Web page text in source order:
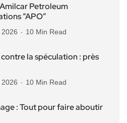
Petroleum
“APO”
2026 10 Min Read
la spéculation : près
2026 10 Min Read
: Tout pour faire aboutir